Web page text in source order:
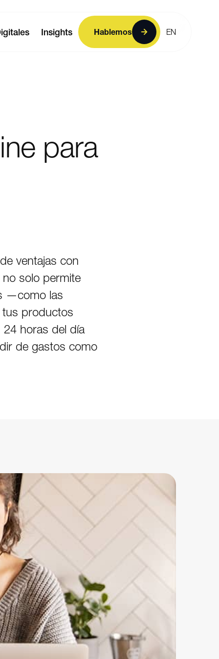
Insights Hablemos EN
para
ventajas con
solo permite
—como las
productos
horas del día
de gastos como